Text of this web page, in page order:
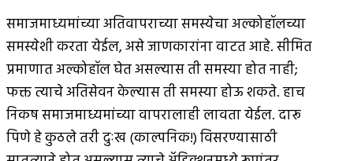
समाजमाध्यमांच्या अतिवापराच्या समस्येचा अल्कोहॉलच्या
समस्येशी करता येईल, असे जाणकारांना वाटत आहे. सीमित
प्रमाणात अल्कोहॉल घेत असल्यास ती समस्या होत नाही;
फक्त त्याचे अतिसेवन केल्यास ती समस्या होऊ शकते. हाच
निकष समाजमाध्यमांच्या वापरालाही लावता येईल. दारू
पिणे हे कुठले तरी दुःख (काल्पनिक!) विसरण्यासाठी